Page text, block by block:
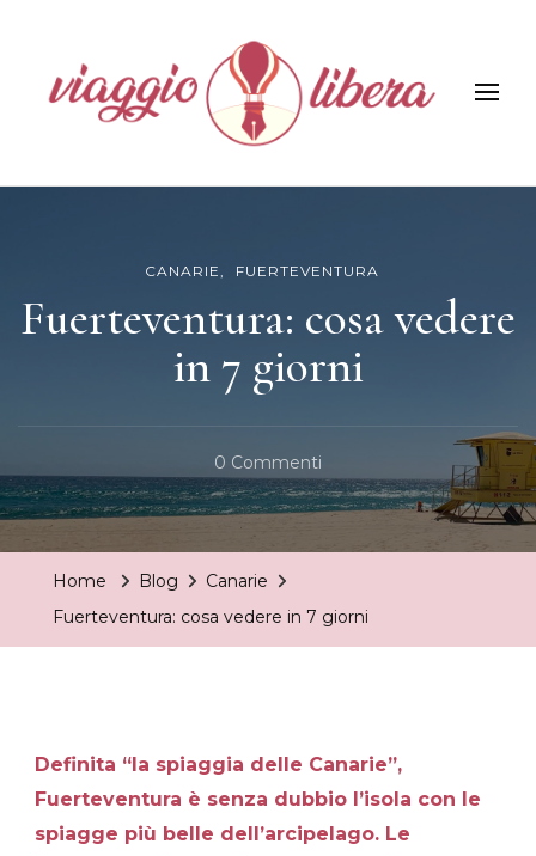
Viaggiolibera
CANARIE FUERTEVENTURA
Fuerteventura: cosa vedere
in 7 giorni
0 Commenti
Fuerteventura:
Home Blog
Canarie
Fuerteventura: cosa vedere in 7 giorni
Definita “la spiaggia delle Canarie”,
Fuerteventura è senza dubbio l’isola con le
spiagge più belle dell’arcipelago. Le